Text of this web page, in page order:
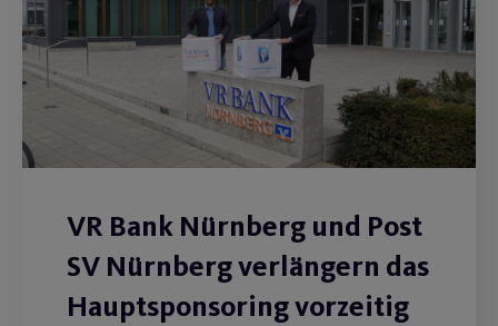
VR Bank Nürnberg und Post
SV Nürnberg verlängern das
Hauptsponsoring vorzeitig